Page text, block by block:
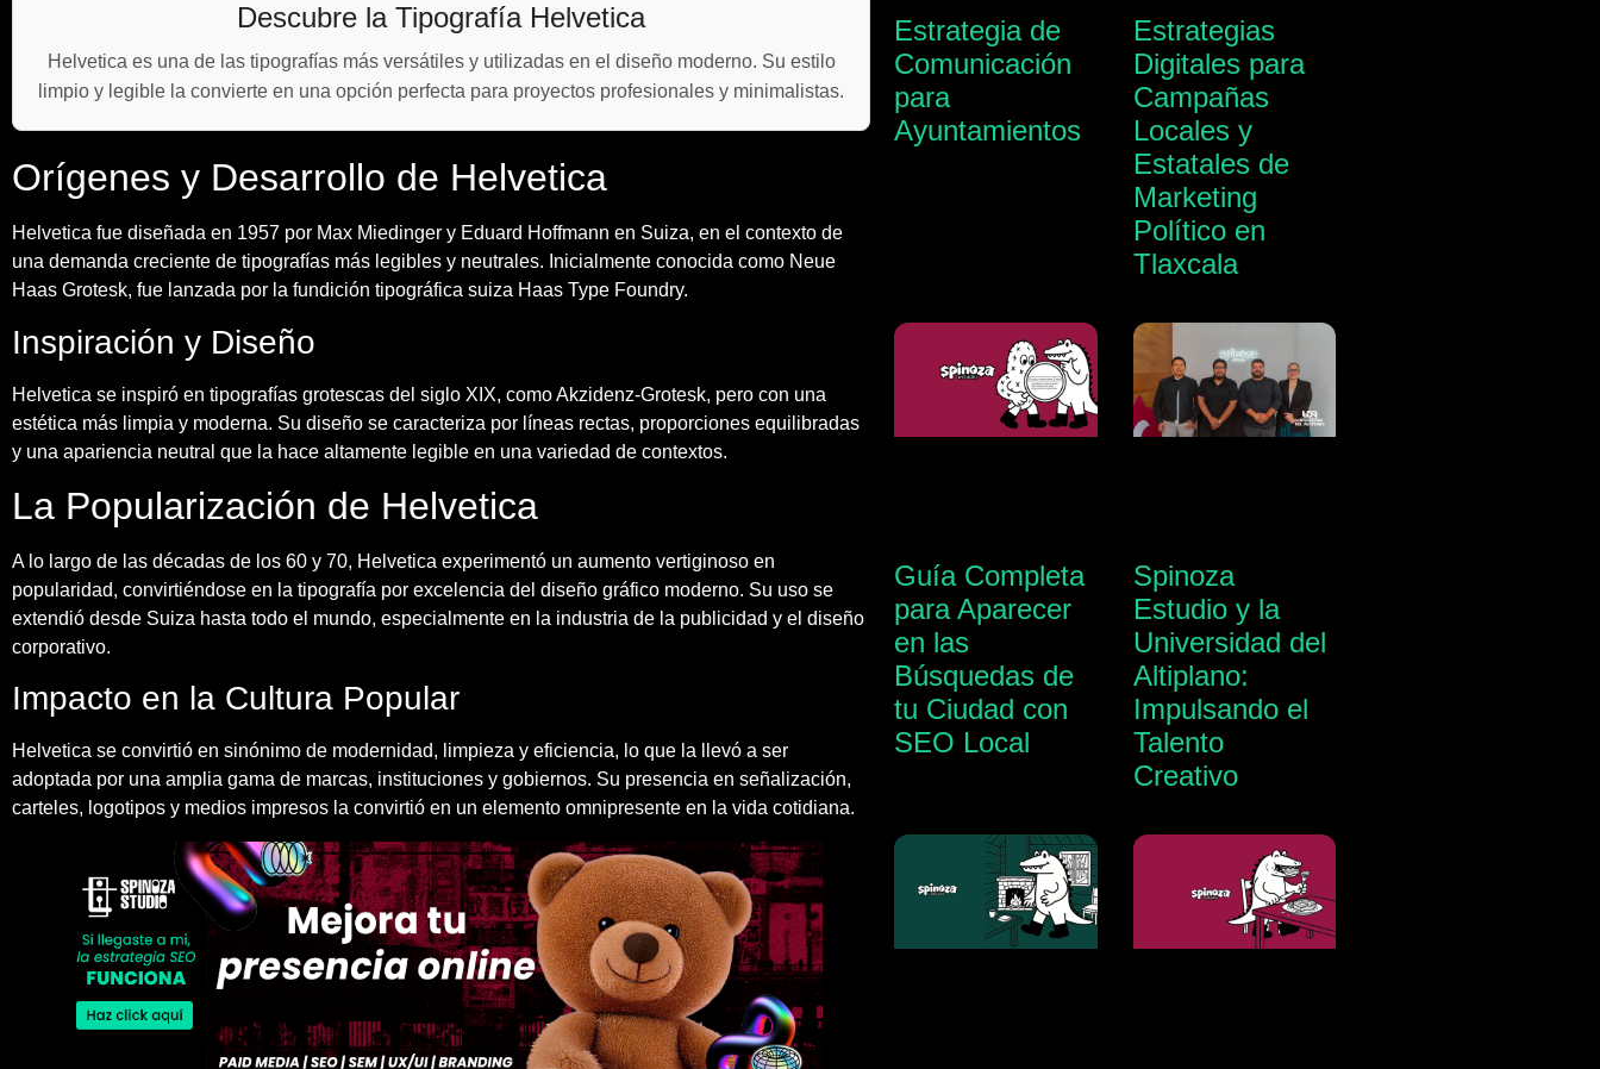
Descubre la Tipografía Helvetica
Helvetica es una de las tipografías más versátiles y utilizadas en el diseño moderno. Su estilo
limpio y legible la convierte en una opción perfecta para proyectos profesionales y minimalistas.
Orígenes y Desarrollo de Helvetica
Helvetica fue diseñada en 1957 por Max Miedinger y Eduard Hoffmann en Suiza, en el contexto de
una demanda creciente de tipografías más legibles y neutrales. Inicialmente conocida como Neue
Haas Grotesk, fue lanzada por la fundición tipográfica suiza Haas Type Foundry.
Inspiración y Diseño
Helvetica se inspiró en tipografías grotescas del siglo XIX, como Akzidenz-Grotesk, pero con una
estética más limpia y moderna. Su diseño se caracteriza por líneas rectas, proporciones equilibradas
y una apariencia neutral que la hace altamente legible en una variedad de contextos.
La Popularización de Helvetica
A lo largo de las décadas de los 60 y 70, Helvetica experimentó un aumento vertiginoso en
popularidad, convirtiéndose en la tipografía por excelencia del diseño gráfico moderno. Su uso se
extendió desde Suiza hasta todo el mundo, especialmente en la industria de la publicidad y el diseño
corporativo.
Impacto en la Cultura Popular
Helvetica se convirtió en sinónimo de modernidad, limpieza y eficiencia, lo que la llevó a ser
adoptada por una amplia gama de marcas, instituciones y gobiernos. Su presencia en señalización,
carteles, logotipos y medios impresos la convirtió en un elemento omnipresente en la vida cotidiana.
Estrategia de
Comunicación
para
Ayuntamientos
Estrategias
Digitales para
Campañas
Locales y
Estatales de
Marketing
Político en
Tlaxcala
Guía Completa
para Aparecer
en las
Búsquedas de
tu Ciudad con
SEO Local
Spinoza
Estudio y la
Universidad del
Altiplano:
Impulsando el
Talento
Creativo